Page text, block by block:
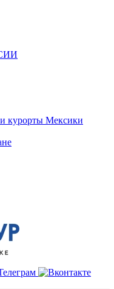
курорты Мексики